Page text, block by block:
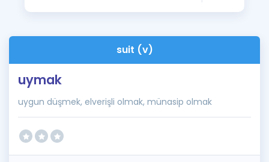
Blog
İngilizce Gramer
suit (v)
uymak
uygun düşmek, elverişli olmak, münasip olmak